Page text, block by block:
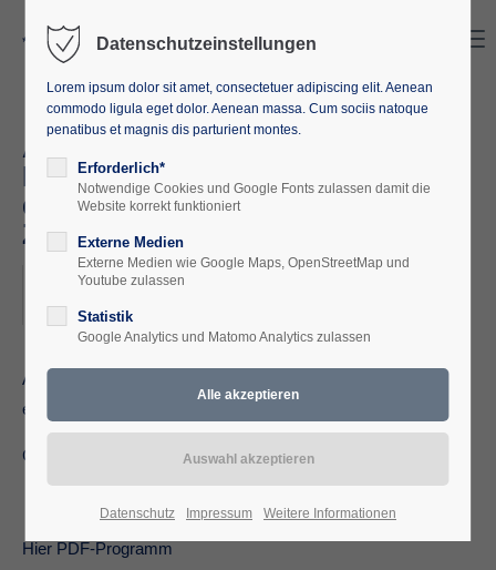
Afrika, die Zukunft der
Demokratie, Globalisierung und
die Hoffnung auf eine bessere
Zukunft
2021-09-18
ORT: ZOOM
Aus europäischer Sicht ist Afrika – unser Nachbarkontinent –
ein wichtiges Ziel entwicklungspolitischen Engagements.
Chancen, Probleme und Perspektiven.
Hier PDF-Programm
Datenschutzeinstellungen
Lorem ipsum dolor sit amet, consectetuer adipiscing elit. Aenean
commodo ligula eget dolor. Aenean massa. Cum sociis natoque
penatibus et magnis dis parturient montes.
Erforderlich*
Notwendige Cookies und Google Fonts zulassen damit die
Website korrekt funktioniert
Externe Medien
Externe Medien wie Google Maps, OpenStreetMap und
Youtube zulassen
Statistik
Google Analytics und Matomo Analytics zulassen
Datenschutz Impressum Weitere Informationen